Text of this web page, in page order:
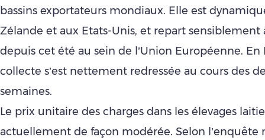
bassins exportateurs mondiaux. Elle est
Zélande et aux Etats-Unis, et repart sensiblement
depuis cet été au sein de l’Union Européenne. En
collecte s’est nettement redressée au cours des
semaines.
Le prix unitaire des charges dans les élevages
actuellement de façon modérée. Selon l’enquête